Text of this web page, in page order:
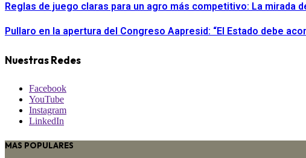
Reglas de juego claras para un agro más competitivo: La mirada
Pullaro en la apertura del Congreso Aapresid: “El Estado debe
Nuestras Redes
Facebook
YouTube
Instagram
LinkedIn
MAS POPULARES